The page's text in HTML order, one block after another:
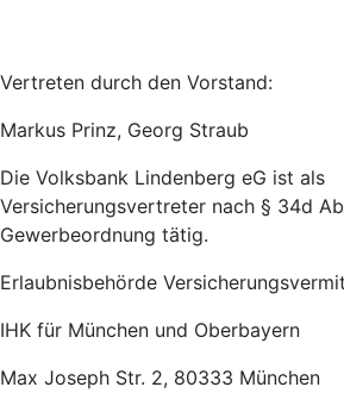
Vertreten durch den Vorstand:
Markus Prinz, Georg Straub
Die Volksbank Lindenberg eG ist als
Versicherungsvertreter nach § 34d
Gewerbeordnung tätig.
Erlaubnisbehörde
IHK für München und Oberbayern
Max Joseph Str. 2, 80333 München